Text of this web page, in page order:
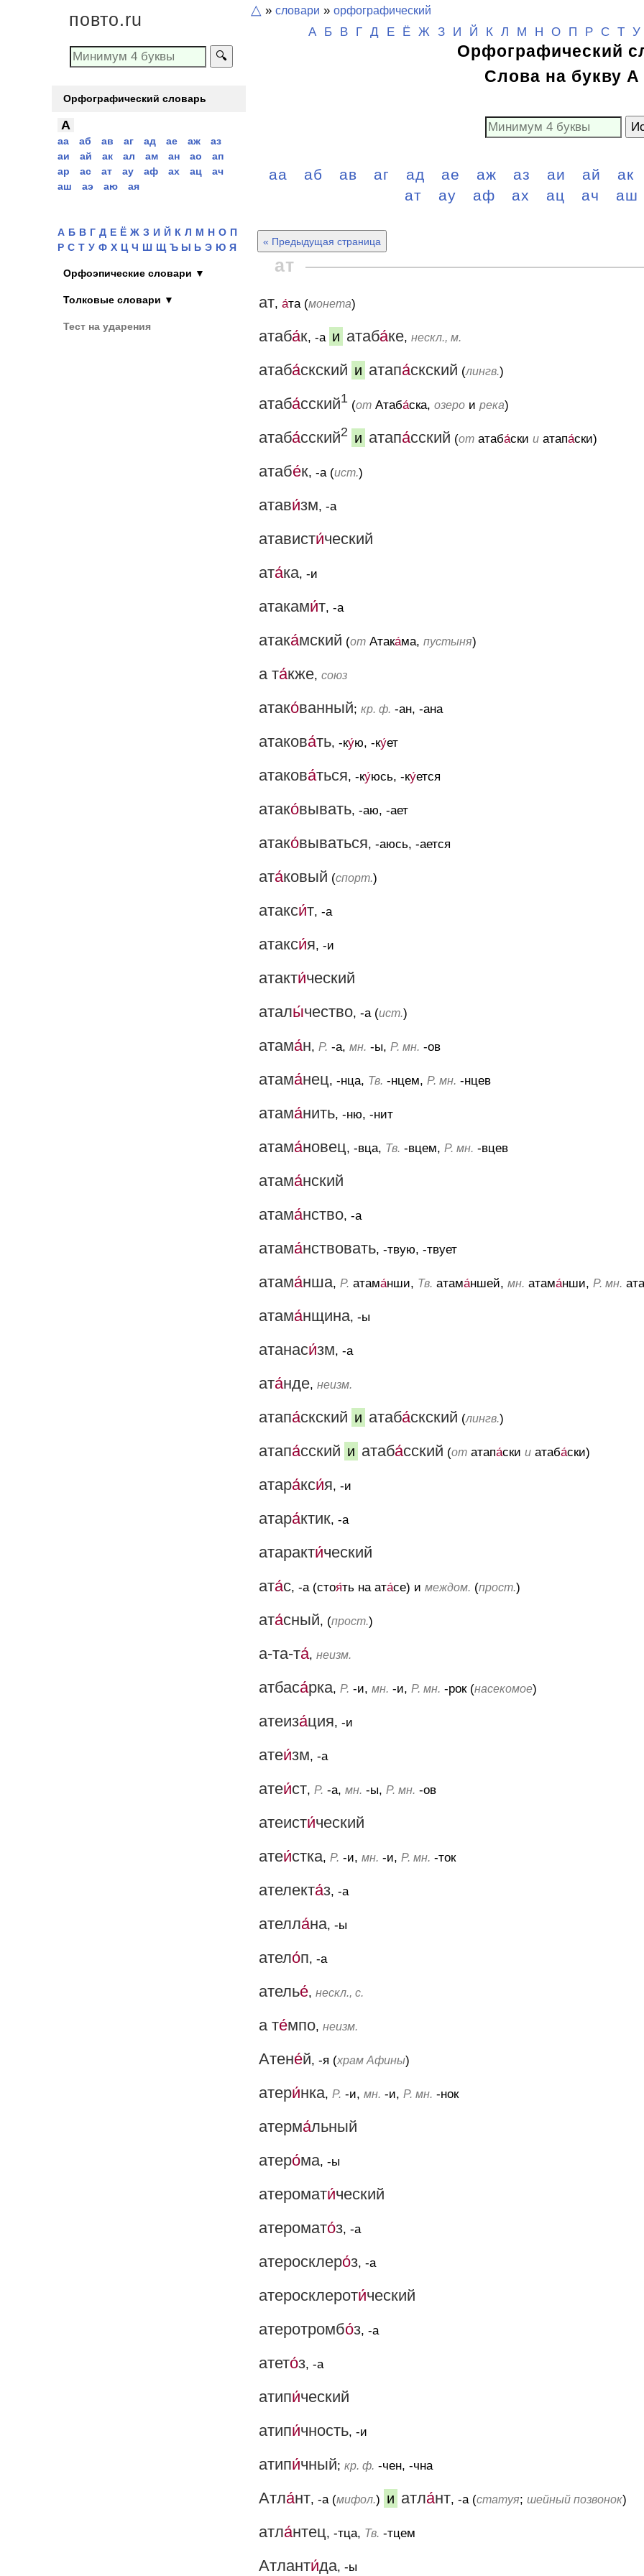
повто.ru
🔍
Орфографический словарь
А
аа аб ав аг ад ае аж
аз
аи
ай ак ал ам ан ао
ап
ар
ас ат ау аф ах ац
ач
аш
аэ аю ая
А Б В Г Д Е Ё Ж З И Й К Л М Н О П
Р С Т У Ф Х Ц Ч Ш Щ Ъ Ы Ь Э Ю Я
Орфоэпические словари ▼
Толковые словари ▼
Тест на ударения
△ » словари » орфографический
А Б В Г Д Е Ё Ж З И Й К Л М Н О П Р С Т У
Орфографический
Слова на букву А
аа аб ав аг ад ае аж аз аи ай ак
ат
ау аф ах ац ач аш
« Предыдущая страница
ат
ат, а́та (монета)
атаба́к, -а и атаба́ке, нескл., м.
атаба́скский и атапа́скский (лингв.)
атаба́сский1 (от Атаба́ска, озеро и река)
атаба́сский2 и атапа́сский (от атаба́ски и атапа́ски)
атабе́к, -а (ист.)
атави́зм, -а
атависти́ческий
ата́ка, -и
атаками́т, -а
атака́мский (от Атака́ма, пустыня)
а та́кже, союз
атако́ванный; кр. ф. -ан, -ана
атакова́ть, -ку́ю, -ку́ет
атакова́ться, -ку́юсь, -ку́ется
атако́вывать, -аю, -ает
атако́вываться, -аюсь, -ается
ата́ковый (спорт.)
атакси́т, -а
атакси́я, -и
атакти́ческий
аталы́чество, -а (ист.)
атама́н, Р. -а, мн. -ы, Р. мн. -ов
атама́нец, -нца, Тв. -нцем, Р. мн. -нцев
атама́нить, -ню, -нит
атама́новец, -вца, Тв. -вцем, Р. мн. -вцев
атама́нский
атама́нство, -а
атама́нствовать, -твую, -твует
атама́нша, Р. атама́нши, Тв. атама́ншей, мн. атама́нши, Р. мн.
атама́нщина, -ы
атанаси́зм, -а
ата́нде, неизм.
атапа́скский и атаба́скский (лингв.)
атапа́сский и атаба́сский (от атапа́ски и атаба́ски)
атара́кси́я, -и
атара́ктик, -а
атаракти́ческий
ата́с, -а (стоя́ть на ата́се) и междом. (прост.)
ата́сный, (прост.)
а-та-та́, неизм.
атбаса́рка, Р. -и, мн. -и, Р. мн. -рок (насекомое)
атеиза́ция, -и
атеи́зм, -а
атеи́ст, Р. -а, мн. -ы, Р. мн. -ов
атеисти́ческий
атеи́стка, Р. -и, мн. -и, Р. мн. -ток
ателекта́з, -а
ателла́на, -ы
атело́п, -а
ателье́, нескл., с.
а те́мпо, неизм.
Атене́й, -я (храм Афины)
атери́нка, Р. -и, мн. -и, Р. мн. -нок
атерма́льный
атеро́ма, -ы
атеромати́ческий
атеромато́з, -а
атеросклеро́з, -а
атеросклероти́ческий
атеротромбо́з, -а
атето́з, -а
атипи́ческий
атипи́чность, -и
атипи́чный; кр. ф. -чен, -чна
Атла́нт, -а (мифол.) и атла́нт, -а (статуя; шейный позвонок)
атла́нтец, -тца, Тв. -тцем
Атланти́да, -ы